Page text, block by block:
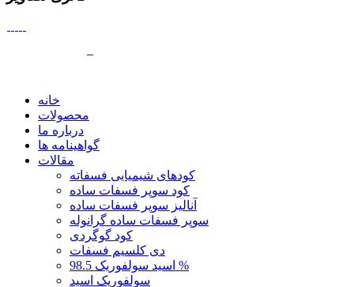
بسي گرافيک–
خانه
محصولات
درباره ما
گواهینامه ها
مقالات
کودهای شیمیایی فسفاته
کود سوپر فسفات ساده
آنالیز سوپر فسفات ساده
سوپر فسفات ساده گرانوله
کود گوگردی
دی کلسیم فسفات
اسید سولفوریک 98.5 %
سولفوریک اسید